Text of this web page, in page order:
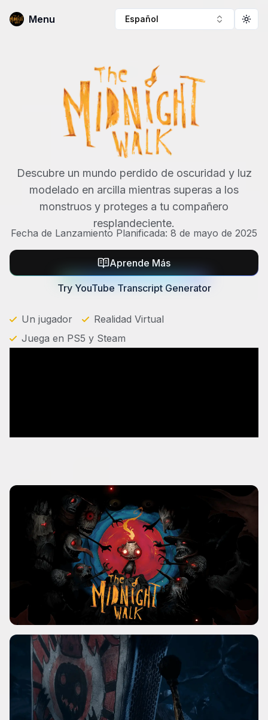
Menu Español
The Midnight Walk
Descubre un mundo perdido de oscuridad y luz
modelado en arcilla mientras superas a los
monstruos y proteges a tu compañero
resplandeciente.
Fecha de Lanzamiento Planificada: 8 de mayo de 2025
Aprende Más
Try YouTube Transcript Generator
Un jugador
Realidad Virtual
Juega en PS5 y Steam